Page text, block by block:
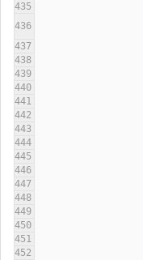
435
436
437
438
439
440
441
442
443
444
445
446
447
448
449
450
451
452